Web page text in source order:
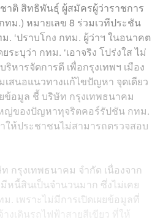
ติ สิทธิพันธุ์ ผู้สมัครผู้ว่าราชการ
ทม.) หมายเลข 8 ร่วมเวทีประชัน
. ‘ปราบโกง กทม. ผู้ว่าฯ ในอนาคต
ระบุว่า กทม. ‘เอาจริง โปร่งใส ไม่
ริหารจัดการดี เพื่อกรุงเทพฯ เมือง
สนอแนวทางแก้ไขปัญหา จุดเดียว
ข้อมูล ชี้ บริษัท กรุงเทพธนาคม
ญ่ของปัญหาทุจริตคอร์รัปชัน กทม.
ให้ประชาชนไม่สามารถตรวจสอบ
กรุงเทพธนาคม จำกัด เนื่องจาก
หนี้สินเป็นจำนวนมาก ซึ่งไม่เคย
. เพราะไม่มีการเปิดเผยข้อมูลที่
างเดินรถไฟฟ้าสายสีเขียว ที่ให้